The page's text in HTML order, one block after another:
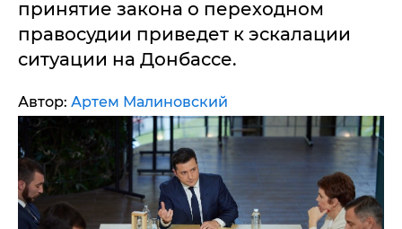
принятие закона о переходном
правосудии приведет к эскалации
ситуации на Донбассе.
Автор: Артем Малиновский